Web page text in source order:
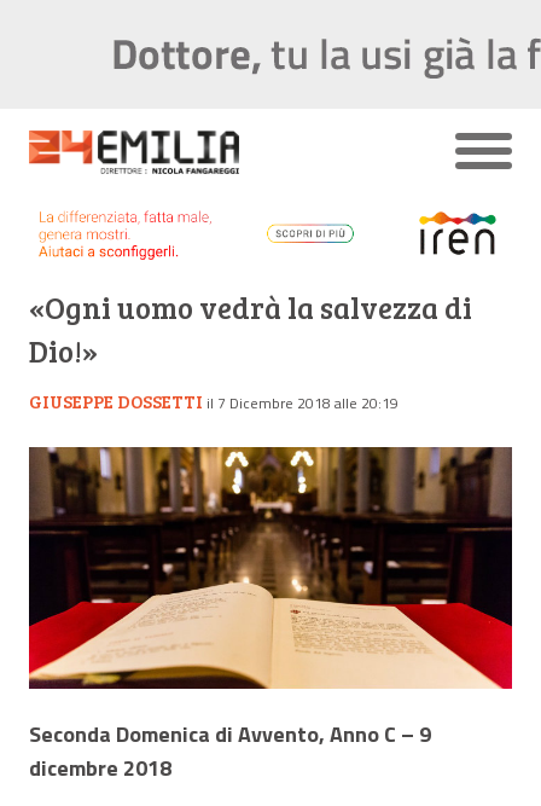
«Ogni uomo vedrà la salvezza di
Dio!»
GIUSEPPE DOSSETTI il 7 Dicembre 2018 alle 20:19
Seconda Domenica di Avvento, Anno C – 9
dicembre 2018